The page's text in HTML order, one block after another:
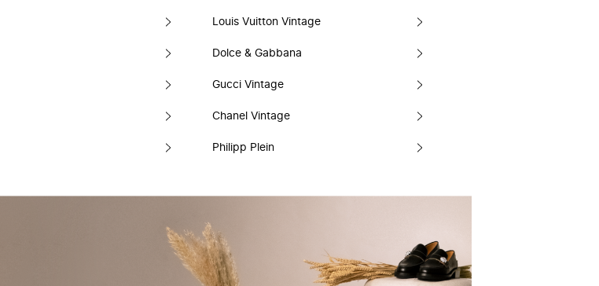
Louis Vuitton Vintage
Dolce & Gabbana
Gucci Vintage
Chanel Vintage
Philipp Plein